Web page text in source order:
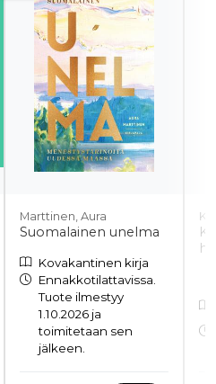
Marttinen, Aura
Suomalainen unelma
Kovakantinen kirja
Ennakkotilattavissa.
Tuote ilmestyy
1.10.2026 ja
toimitetaan sen
jälkeen.